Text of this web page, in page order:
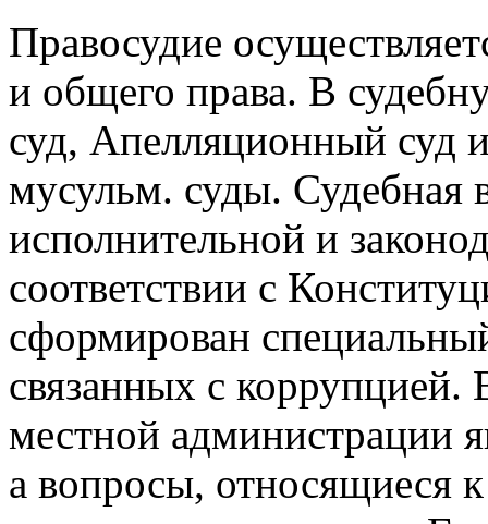
Правосудие
и общего права. В
суд, Апелляционный суд
мусульм. суды. Судебная
исполнительной и
соответствии с
сформирован
связанных с коррупцией.
местной администрации
а вопросы, относящиеся